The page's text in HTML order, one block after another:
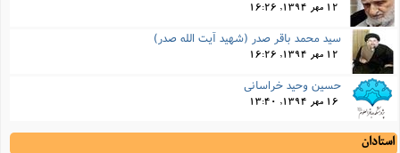
12 مهر 1394, 16:26
سید محمد باقر صدر (شهید آیت الله صدر)
12 مهر 1394, 16:26
حسین وحید خراسانی
16 مهر 1394, 13:40
استادان